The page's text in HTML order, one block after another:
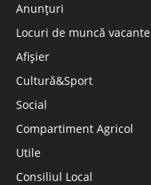
Anunțuri
Locuri de muncă vacante
Afișier
Cultură&Sport
Social
Compartiment Agricol
Utile
Consiliul Local